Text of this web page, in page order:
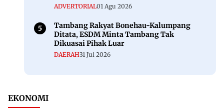
ADVERTORIAL01 Agu 2026
Tambang Rakyat Bonehau-Kalumpang
Ditata, ESDM Minta Tambang Tak
Dikuasai Pihak Luar
DAERAH31 Jul 2026
EKONOMI